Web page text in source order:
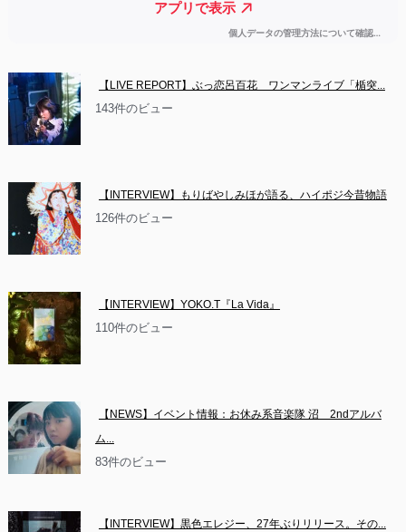
【LIVE REPORT】ぶっ恋呂百花　ワンマンライブ「楯突...
143件のビュー
【INTERVIEW】もりばやしみほが語る、ハイポジ今昔物語
126件のビュー
【INTERVIEW】YOKO.T『La Vida』
110件のビュー
【NEWS】イベント情報：お休み系音楽隊 沼　2ndアルバ
ム...
83件のビュー
【INTERVIEW】黒色エレジー、27年ぶりリリース。その...